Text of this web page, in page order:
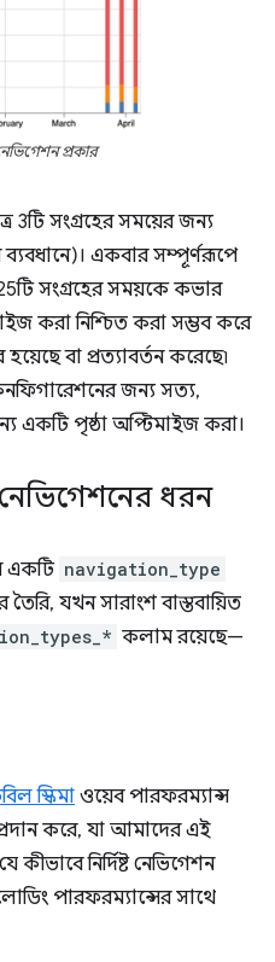
প্রকার
3টি সংগ্রহের সময়ের জন্য
ব্যবধানে)। একবার সম্পূর্ণরূপে
সংগ্রহের সময়কে কভার
করা নিশ্চিত করা সম্ভব করে
বা প্রত্যাবর্তন করেছে৷
জন্য সত্য,
একটি পৃষ্ঠা অপ্টিমাইজ করা।
ধরন
একটি navigation_type
তৈরি, যখন সারাংশ বাস্তবায়িত
কলাম রয়েছে—
স্কিমা ওয়েব পারফরম্যান্স
প্রদান করে, যা আমাদের এই
কীভাবে নির্দিষ্ট নেভিগেশন
পারফরম্যান্সের সাথে